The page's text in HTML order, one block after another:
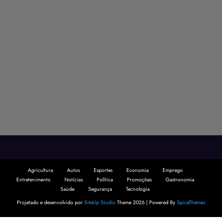
Agricultura Autos Esportes Economia
Emprego
Notícias Política Promoções
Saúde
Segurança
Tecnologia